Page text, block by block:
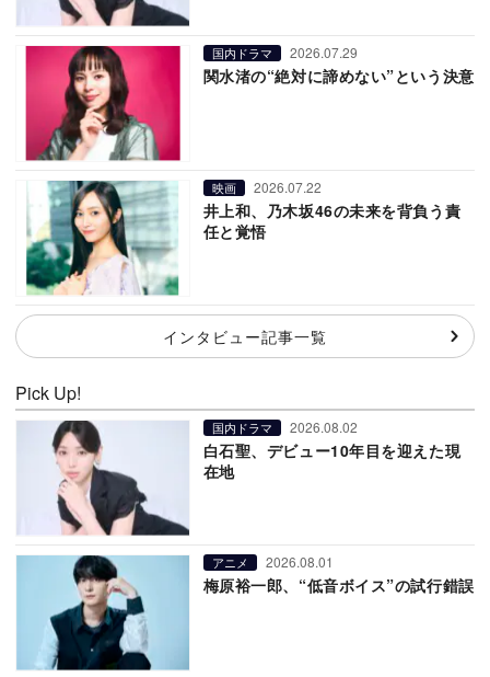
国内ドラマ 2026.07.29
関水渚の“絶対に諦めない”という決意
映画 2026.07.22
井上和、乃木坂46の未来を背負う責
任と覚悟
インタビュー記事一覧
Pick Up!
国内ドラマ 2026.08.02
白石聖、デビュー10年目を迎えた現
在地
アニメ 2026.08.01
梅原裕一郎、“低音ボイス”の試行錯誤